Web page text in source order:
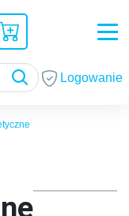
Logowanie